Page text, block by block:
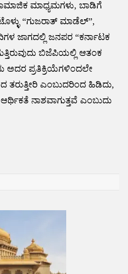
ಮಾಧ್ಯಮಗಳು, ಬಾಡಿಗೆ
“ಗುಜರಾತ್ ಮಾಡೆಲ್”,
ಜಾಗದಲ್ಲಿ ಜನಪರ “ಕರ್ನಾಟಕ
ಬಿಜೆಪಿಯಲ್ಲಿ ಆತಂಕ
ಅದರ ಪ್ರತಿಕ್ರಿಯೆಗಳಿಂದಲೇ
ತರುತ್ತೀರಿ ಎಂಬುದರಿಂದ ಹಿಡಿದು,
ನಾಶವಾಗುತ್ತವೆ ಎಂಬುದು